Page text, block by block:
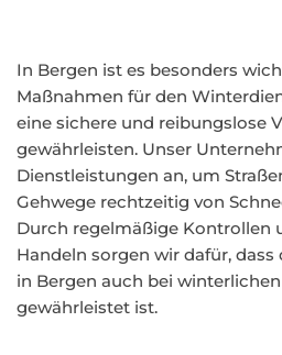
In Bergen ist es besonders
Maßnahmen für den
eine sichere und reibungslose
gewährleisten. Unser
Dienstleistungen an, um
Gehwege rechtzeitig von
Durch regelmäßige Kontrollen
Handeln sorgen wir dafür,
in Bergen auch bei
gewährleistet ist.